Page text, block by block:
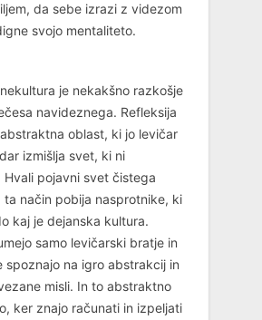
da sebe izrazi z videzom
svojo mentaliteto.
je nekakšno razkošje
navideznega. Refleksija
oblast, ki jo levičar
izmišlja svet, ki ni
Hvali pojavni svet čistega
ta način pobija nasprotnike, ki
kaj je dejanska kultura.
samo levičarski bratje in
spoznajo na igro abstrakcij in
misli. In to abstraktno
ker znajo računati in izpeljati